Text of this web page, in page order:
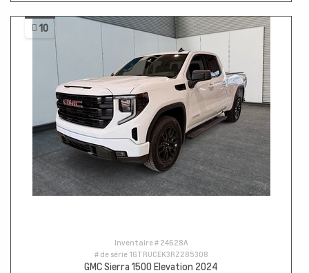
10
Inventaire # 24628A
# de série 1GTRUCEK3RZ285308
GMC Sierra 1500 Elevation 2024